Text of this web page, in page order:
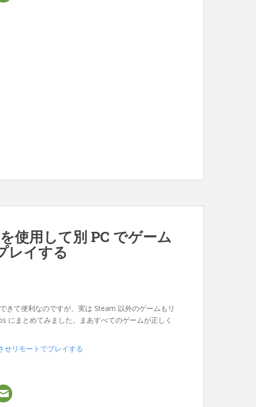
使用して別 PC でゲーム
レイする
きて便利なのですが、実は Steam 以外のゲームもリ
にまとめてみました。まあすべてのゲームが正しく
せリモートでプレイする